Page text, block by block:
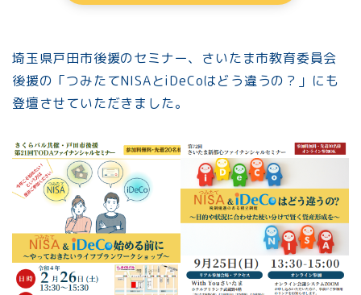
埼玉県戸田市後援のセミナー、さいたま市教育委員会
後援の「つみたてNISAとiDeCoはどう違うの？」にも
登壇させていただきました。